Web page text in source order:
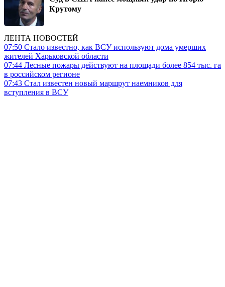
Крутому
ЛЕНТА НОВОСТЕЙ
07:50 Стало известно, как ВСУ используют дома умерших
жителей Харьковской области
07:44 Лесные пожары действуют на площади более 854 тыс. га
в российском регионе
07:43 Стал известен новый маршрут наемников для
вступления в ВСУ